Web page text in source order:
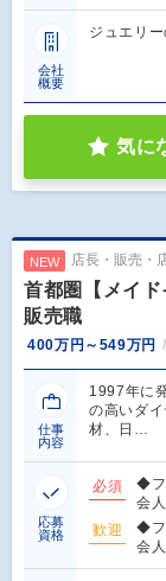
会社
概要
ジュエリ
気に
NEW 店長・販売・
首都圏【メイ
販売職
400万円～549万円
仕事
内容
1997年に
の高いダ
材、日…
応募
資格
必須
◆フ
会
歓迎
◆フ
会